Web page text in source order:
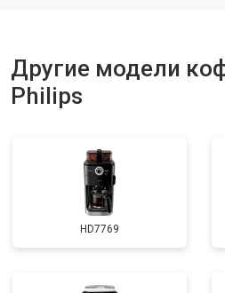
Другие модели
Philips
HD7769